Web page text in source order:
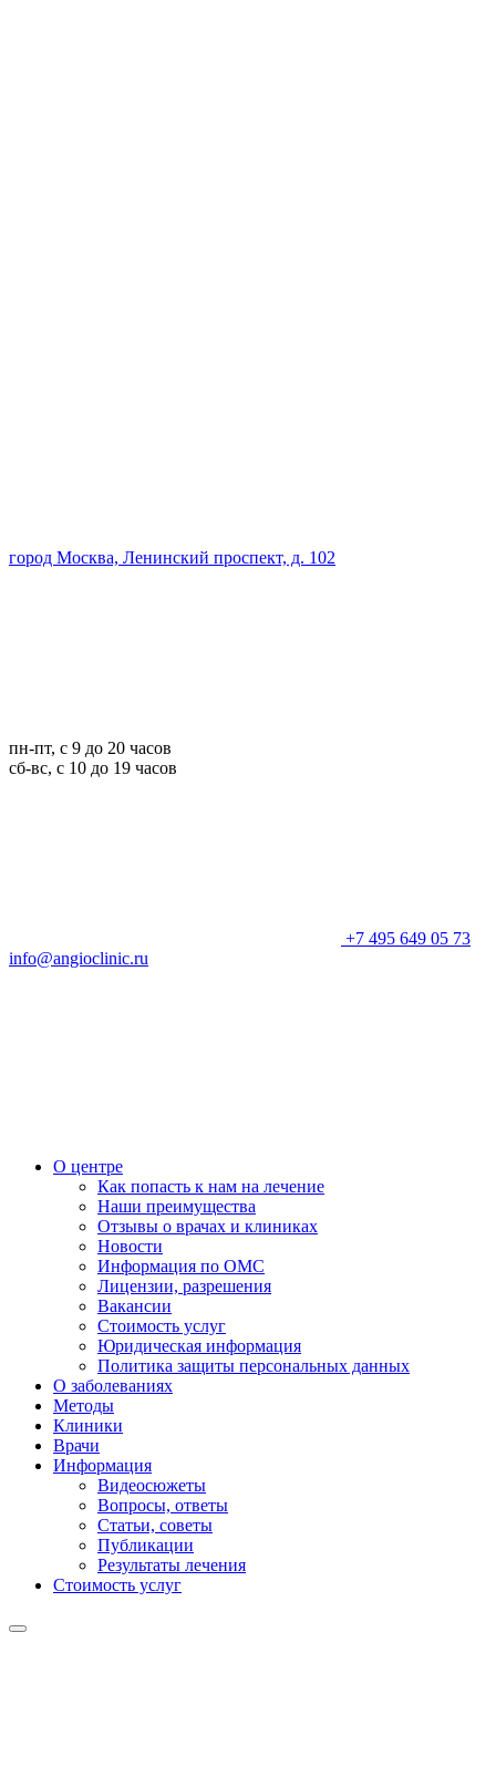
город Москва, Ленинский проспект, д. 102
пн-пт, с 9 до 20 часов
сб-вс, с 10 до 19 часов
+7 495 649 05 73
info@angioclinic.ru
О центре
Как попасть к нам на лечение
Наши преимущества
Отзывы о врачах и клиниках
Новости
Информация по ОМС
Лицензии, разрешения
Вакансии
Стоимость услуг
Юридическая информация
Политика защиты персональных данных
О заболеваниях
Методы
Клиники
Врачи
Информация
Видеосюжеты
Вопросы, ответы
Статьи, советы
Публикации
Результаты лечения
Стоимость услуг